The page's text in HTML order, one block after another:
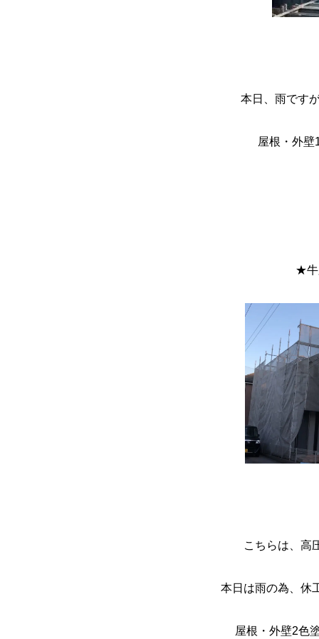
本日、雨です
屋根・外壁
★牛
こちらは、高
本日は雨の為、休
屋根・外壁2色